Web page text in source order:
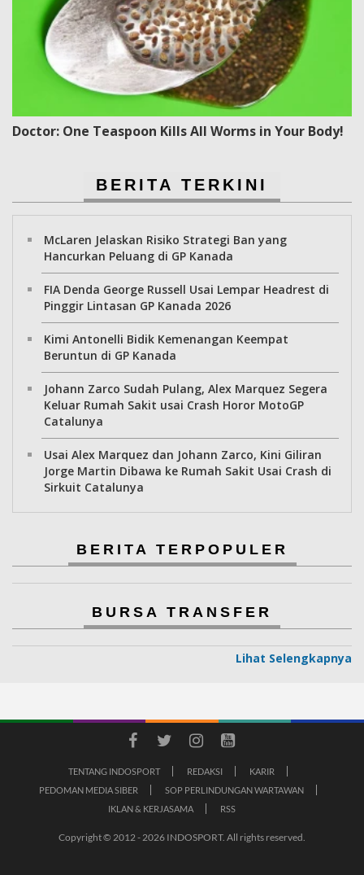
Doctor: One Teaspoon Kills All Worms in Your Body!
BERITA TERKINI
McLaren Jelaskan Risiko Strategi Ban yang
Hancurkan Peluang di GP Kanada
FIA Denda George Russell Usai Lempar Headrest di
Pinggir Lintasan GP Kanada 2026
Kimi Antonelli Bidik Kemenangan Keempat
Beruntun di GP Kanada
Johann Zarco Sudah Pulang, Alex Marquez Segera
Keluar Rumah Sakit usai Crash Horor MotoGP
Catalunya
Usai Alex Marquez dan Johann Zarco, Kini Giliran
Jorge Martin Dibawa ke Rumah Sakit Usai Crash di
Sirkuit Catalunya
BERITA TERPOPULER
BURSA TRANSFER
Lihat Selengkapnya
TENTANG INDOSPORT REDAKSI
KARIR
PEDOMAN MEDIA SIBER
SOP PERLINDUNGAN WARTAWAN
IKLAN & KERJASAMA
RSS
Copyright © 2012 - 2026 INDOSPORT. All rights reserved.